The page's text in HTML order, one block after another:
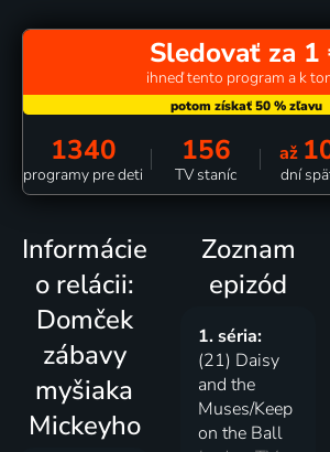
Sledovať za 1
ihneď tento program a k
1340
programy pre deti
156
TV staníc
až
dní
Informácie
o relácii:
Domček
zábavy
myšiaka
Mickeyho
Zoznam
epizód
1. séria:
(21) Daisy
and the
Muses/Keep
on the Ball